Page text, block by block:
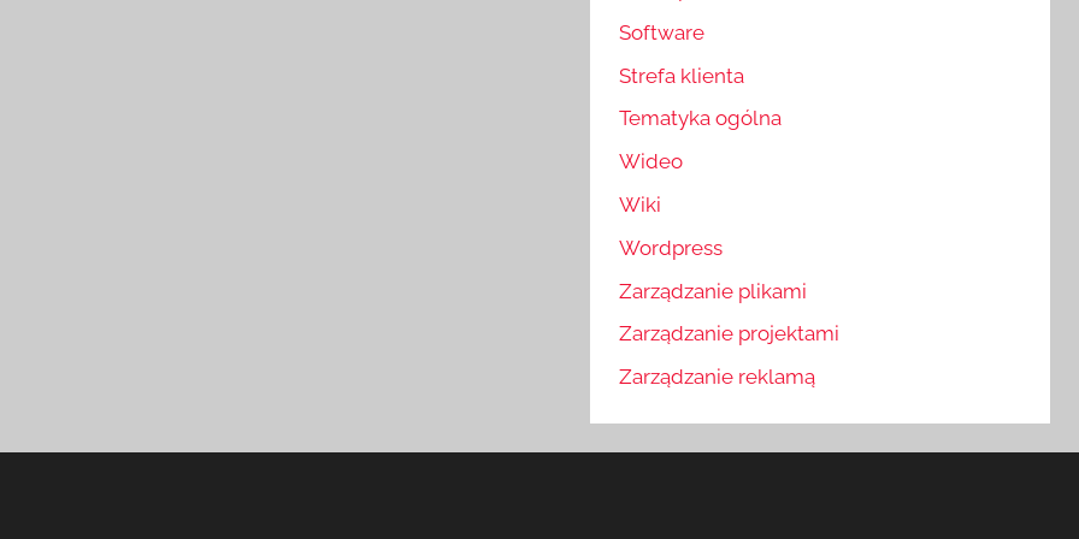
Software
Strefa klienta
Tematyka ogólna
Wideo
Wiki
Wordpress
Zarządzanie plikami
Zarządzanie projektami
Zarządzanie reklamą